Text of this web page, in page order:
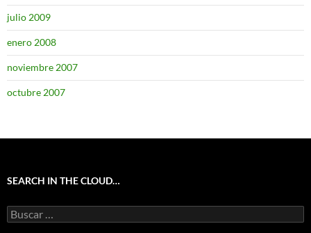
julio 2009
enero 2008
noviembre 2007
octubre 2007
SEARCH IN THE CLOUD…
Buscar: